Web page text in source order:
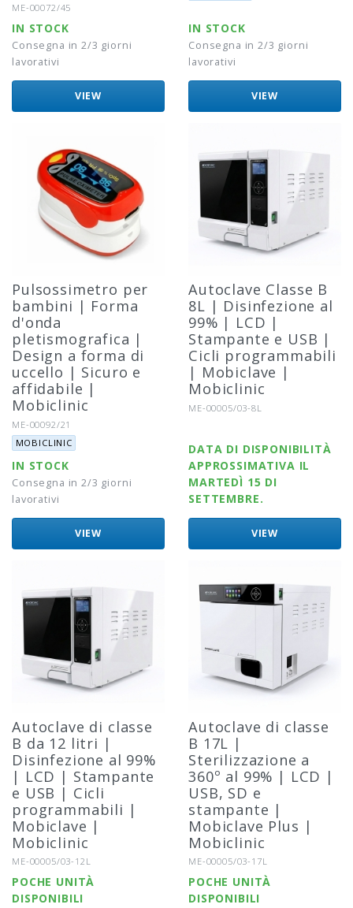
Riferimento:
ME-00072/45
IN STOCK
Consegna in 2/3 giorni
lavorativi
VIEW
IN STOCK
Consegna in 2/3 giorni
lavorativi
VIEW
Pulsossimetro per
bambini | Forma
d'onda
pletismografica |
Design a forma di
uccello | Sicuro e
affidabile |
Mobiclinic
Riferimento:
ME-00092/21
Marca:
MOBICLINIC
IN STOCK
Consegna in 2/3 giorni
lavorativi
VIEW
Autoclave Classe B
8L | Disinfezione al
99% | LCD |
Stampante e USB |
Cicli programmabili
| Mobiclave |
Mobiclinic
Riferimento:
ME-00005/03-8L
DATA DI DISPONIBILITÀ
APPROSSIMATIVA IL
MARTEDÌ 15 DI
SETTEMBRE.
VIEW
Autoclave di classe
B da 12 litri |
Disinfezione al 99%
| LCD | Stampante
e USB | Cicli
programmabili |
Mobiclave |
Mobiclinic
Riferimento:
ME-00005/03-12L
POCHE UNITÀ
DISPONIBILI
Autoclave di classe
B 17L |
Sterilizzazione a
360º al 99% | LCD |
USB, SD e
stampante |
Mobiclave Plus |
Mobiclinic
Riferimento:
ME-00005/03-17L
POCHE UNITÀ
DISPONIBILI